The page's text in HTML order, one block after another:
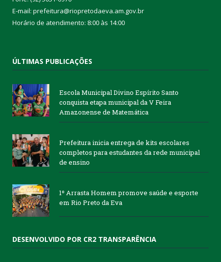
E-mail: prefeitura@riopretodaeva.am.gov.br
Horário de atendimento: 8:00 às 14:00
ÚLTIMAS PUBLICAÇÕES
Escola Municipal Divino Espírito Santo
conquista etapa municipal da V Feira
Amazonense de Matemática
Prefeitura inicia entrega de kits escolares
completos para estudantes da rede municipal
de ensino
1º Arrasta Homem promove saúde e esporte
em Rio Preto da Eva
DESENVOLVIDO POR CR2 TRANSPARÊNCIA